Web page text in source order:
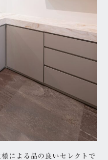
による品の良いセレクトで